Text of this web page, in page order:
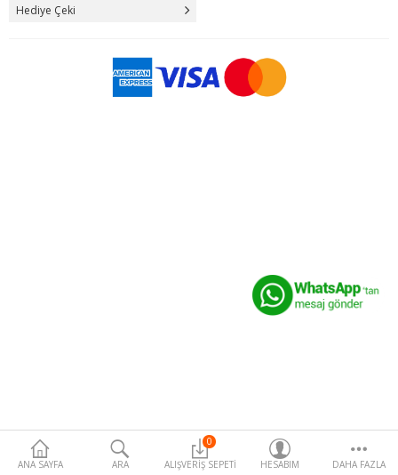
ANA SAYFA ARA
0
ALIŞVERIŞ SEPETI
HESABIM DAHA FAZLA
Hediye Çeki